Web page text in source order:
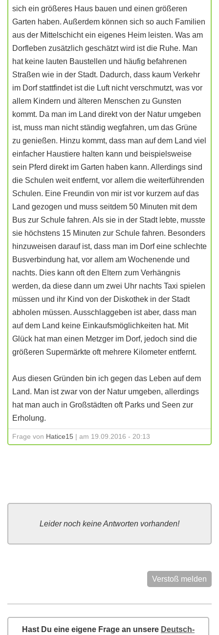
sich ein größeres Haus bauen und einen größeren
Garten haben. Außerdem können sich so auch Familien
aus der Mittelschicht ein eigenes Heim leisten. Was am
Dorfleben zusätzlich geschätzt wird ist die Ruhe. Man
hat keine lauten Baustellen und häufig befahrenen
Straßen wie in der Stadt. Dadurch, dass kaum Verkehr
im Dorf stattfindet ist die Luft nicht verschmutzt, was vor
allem Kindern und älteren Menschen zu Gunsten
kommt. Da man im Land direkt von der Natur umgeben
ist, muss man nicht ständig wegfahren, um das Grüne
zu genießen. Hinzu kommt, dass man auf dem Land viel
einfacher Haustiere halten kann und beispielsweise
sein Pferd direkt im Garten haben kann. Allerdings sind
die Schulen weit entfernt, vor allem die weiterführenden
Schulen. Eine Freundin von mir ist vor kurzem auf das
Land gezogen und muss seitdem 50 Minuten mit dem
Bus zur Schule fahren. Als sie in der Stadt lebte, musste
sie höchstens 15 Minuten zur Schule fahren. Besonders
hinzuweisen darauf ist, dass man im Dorf eine schlechte
Busverbindung hat, vor allem am Wochenende und
nachts. Dies kann oft den Eltern zum Verhängnis
werden, da diese dann um zwei Uhr nachts Taxi spielen
müssen und ihr Kind von der Diskothek in der Stadt
abholen müssen. Ausschlaggeben ist aber, dass man
auf dem Land keine Einkaufsmöglichkeiten hat. Mit
Glück hat man einen Metzger im Dorf, jedoch sind die
größeren Supermärkte oft mehrere Kilometer entfernt.
Aus diesen Gründen bin ich gegen das Leben auf dem
Land. Man ist zwar von der Natur umgeben, allerdings
hat man auch in Großstädten oft Parks und Seen zur
Erholung.
Frage von Hatice15 | am 19.09.2016 - 20:13
Leider noch keine Antworten vorhanden!
Verstoß melden
Hast Du eine eigene Frage an unsere Deutsch-